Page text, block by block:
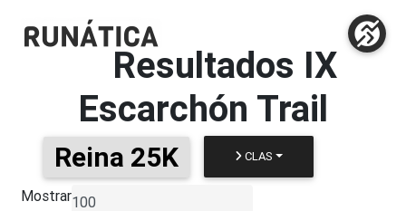
Resultados IX
Escarchón Trail
Reina 25K CLAS
Mostrar